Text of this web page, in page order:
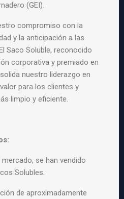
(GEI).
compromiso con la
y la anticipación a las
Saco Soluble, reconocido
corporativa y premiado en
nuestro liderazgo en
para los clientes y
limpio y eficiente.
se han vendido
Solubles.
de aproximadamente